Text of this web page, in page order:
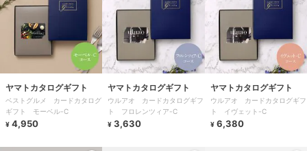
ヤマトカタログギフト
ベストグルメ カードカタログ
ギフト モーベル-C
¥ 4,950
ヤマトカタログギフト
ウルアオ カードカタログギフ
ト フロレンツィア-C
¥ 3,630
ヤマトカタログギフト
ウルアオ カードカタログギフ
ト イヴェット-C
¥ 6,380